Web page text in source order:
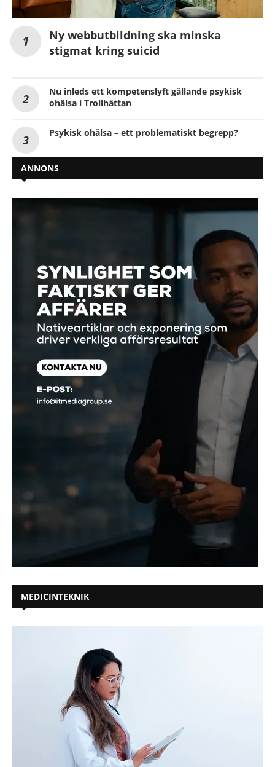
Ny webbutbildning ska minska
stigmat kring suicid
Nu inleds ett kompetenslyft gällande psykisk
ohälsa i Trollhättan
Psykisk ohälsa – ett problematiskt begrepp?
ANNONS
MEDICINTEKNIK